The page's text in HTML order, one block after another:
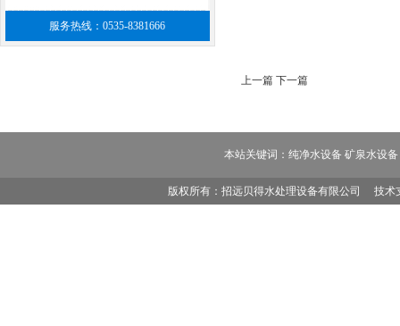
服务热线：0535-8381666
上一篇 下一篇
本站关键词：纯净水设备 矿泉水设
版权所有：招远贝得水处理设备有限公司 技术